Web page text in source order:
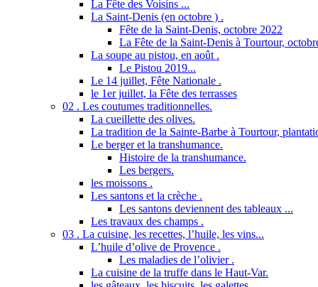
La Fête des Voisins ...
La Saint-Denis (en octobre ) .
Fête de la Saint-Denis, octobre 2022
La Fête de la Saint-Denis à Tourtour,
La soupe au pistou, en août .
Le Pistou 2019...
Le 14 juillet, Fête Nationale .
le 1er juillet, la Fête des terrasses
02 . Les coutumes traditionnelles.
La cueillette des olives.
La tradition de la Sainte-Barbe à Tourtour,
Le berger et la transhumance.
Histoire de la transhumance.
Les bergers.
les moissons .
Les santons et la crèche .
Les santons deviennent des tableaux ...
Les travaux des champs .
03 . La cuisine, les recettes, l’huile, les vins...
L’huile d’olive de Provence .
Les maladies de l’olivier .
La cuisine de la truffe dans le Haut-Var.